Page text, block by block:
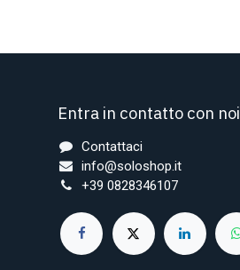
Entra in contatto con noi
Contattaci
info@soloshop.it
+39 0828346107